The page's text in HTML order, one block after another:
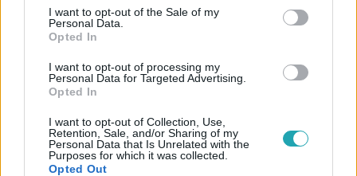
consent section.
I want to opt-out of the Sale of my
Personal Data.
Opted In
I want to opt-out of processing my
Personal Data for Targeted Advertising.
Opted In
I want to opt-out of Collection, Use,
Retention, Sale, and/or Sharing of my
Personal Data that Is Unrelated with the
Purposes for which it was collected.
Opted Out
FÓKUSZ #
KAMIONSOFŐR # SZAKMA #UTÁNPÓTLÁS